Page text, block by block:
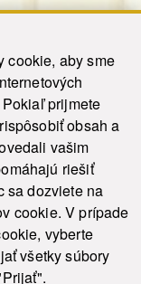
cookie, aby sme
prijmete
obsah a
vašim
riešiť
sa dozviete na
cookie. V prípade
vyberte
všetky súbory
osobných údajov
Policy and Terms of